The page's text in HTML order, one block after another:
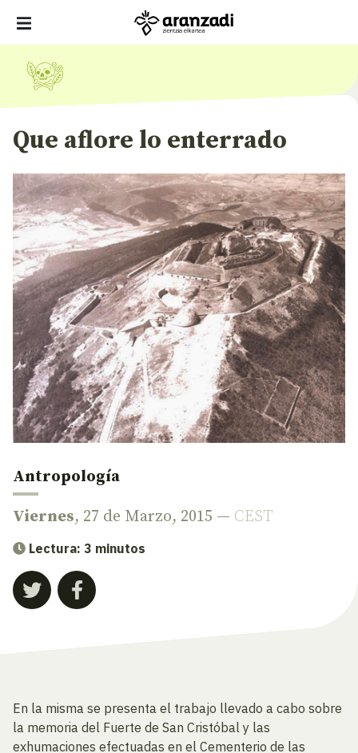
Que aflore lo enterrado
Antropología
Viernes, 27 de Marzo, 2015 — CEST
Lectura: 3 minutos
En la misma se presenta el trabajo llevado a cabo sobre
la memoria del Fuerte de San Cristóbal y las
exhumaciones efectuadas en el Cementerio de las